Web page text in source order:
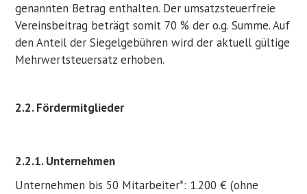
genannten Betrag enthalten. Der umsatzsteuerfreie
Vereinsbeitrag beträgt somit 70 % der o.g. Summe. Auf
den Anteil der Siegelgebühren wird der aktuell gültige
Mehrwertsteuersatz erhoben.
2.2. Fördermitglieder
2.2.1. Unternehmen
Unternehmen bis 50 Mitarbeiter*: 1.200 € (ohne